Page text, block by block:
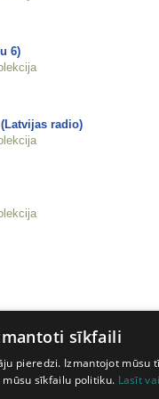
6)
radio)
sīkfaili
pieredzi. Izmantojot mūsu
sīkfailu politiku. Lasīt